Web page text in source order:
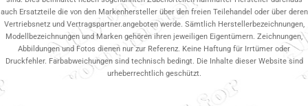
auch Ersatzteile die von den Markenhersteller über den freien Teilehandel oder über deren
Vertriebsnetz und Vertragspartner.angeboten werde. Sämtlich Herstellerbezeichnungen,
Modellbezeichnungen und Marken gehören ihren jeweiligen Eigentümern. Zeichnungen,
Abbildungen und Fotos dienen nur zur Referenz. Keine Haftung für Irrtümer oder
Druckfehler. Farbabweichungen sind technisch bedingt. Die Inhalte dieser Website sind
urheberrechtlich geschützt.